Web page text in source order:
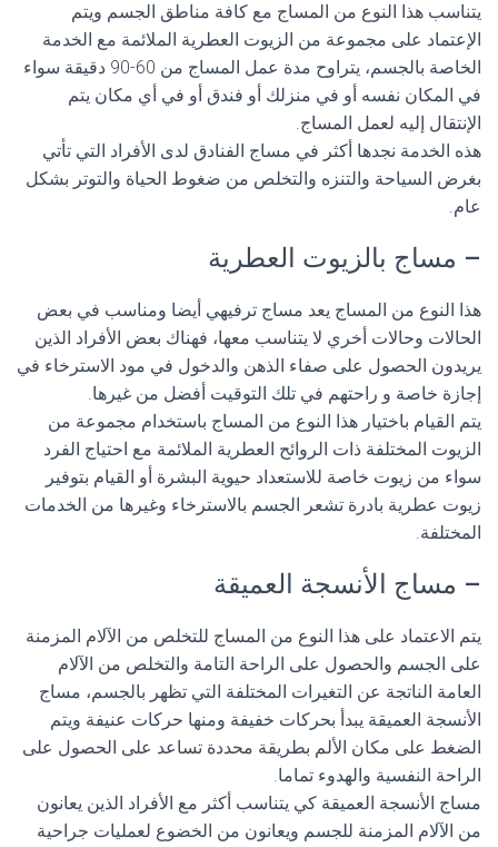
يتناسب هذا النوع من المساج مع كافة مناطق الجسم ويتم
الإعتماد على مجموعة من الزيوت العطرية الملائمة مع الخدمة
الخاصة بالجسم، يتراوح مدة عمل المساج من 60-90 دقيقة سواء
في المكان نفسه أو في منزلك أو فندق أو في أي مكان يتم
الإنتقال إليه لعمل المساج.
هذه الخدمة نجدها أكثر في مساج الفنادق لدى الأفراد التي تأتي
بغرض السياحة والتنزه والتخلص من ضغوط الحياة والتوتر بشكل
عام.
– مساج بالزيوت العطرية
هذا النوع من المساج يعد مساج ترفيهي أيضا ومناسب في بعض
الحالات وحالات أخري لا يتناسب معها، فهناك بعض الأفراد الذين
يريدون الحصول على صفاء الذهن والدخول في مود الاسترخاء في
إجازة خاصة و راحتهم في تلك التوقيت أفضل من غيرها.
يتم القيام باختيار هذا النوع من المساج باستخدام مجموعة من
الزيوت المختلفة ذات الروائح العطرية الملائمة مع احتياج الفرد
سواء من زيوت خاصة للاستعداد حيوية البشرة أو القيام بتوفير
زيوت عطرية بادرة تشعر الجسم بالاسترخاء وغيرها من الخدمات
المختلفة.
– مساج الأنسجة العميقة
يتم الاعتماد على هذا النوع من المساج للتخلص من الآلام المزمنة
على الجسم والحصول على الراحة التامة والتخلص من الآلام
العامة الناتجة عن التغيرات المختلفة التي تظهر بالجسم، مساج
الأنسجة العميقة يبدأ بحركات خفيفة ومنها حركات عنيفة ويتم
الضغط على مكان الألم بطريقة محددة تساعد على الحصول على
الراحة النفسية والهدوء تماما.
مساج الأنسجة العميقة كي يتناسب أكثر مع الأفراد الذين يعانون
من الآلام المزمنة للجسم ويعانون من الخضوع لعمليات جراحية